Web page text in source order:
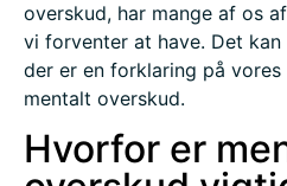
overskud, har mange af os
vi forventer at have. Det
der er en forklaring på
mentalt overskud.
Hvorfor er